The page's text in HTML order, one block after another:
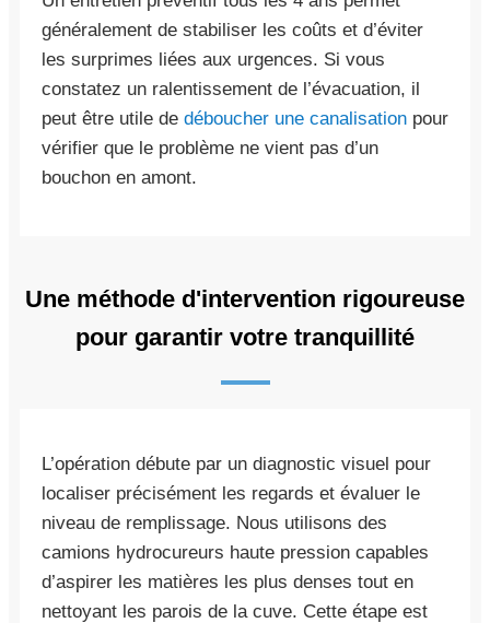
généralement de stabiliser les coûts et d’éviter
les surprimes liées aux urgences. Si vous
constatez un ralentissement de l’évacuation, il
peut être utile de déboucher une canalisation pour
vérifier que le problème ne vient pas d’un
bouchon en amont.
Une méthode d'intervention rigoureuse
pour garantir votre tranquillité
L’opération débute par un diagnostic visuel pour
localiser précisément les regards et évaluer le
niveau de remplissage. Nous utilisons des
camions hydrocureurs haute pression capables
d’aspirer les matières les plus denses tout en
nettoyant les parois de la cuve. Cette étape est